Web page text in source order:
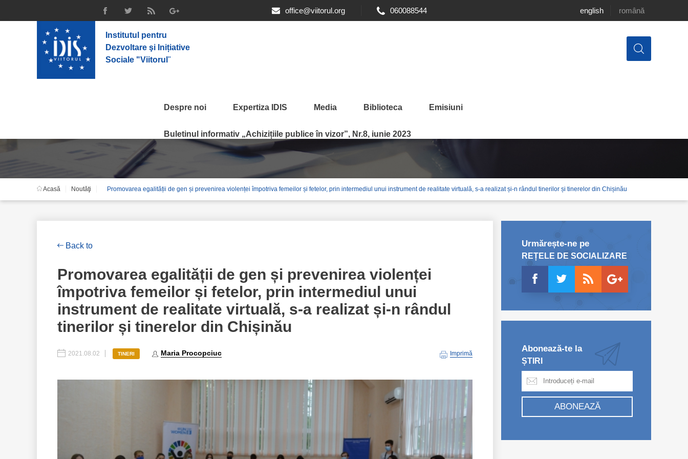
office@viitorul.org 060088544 english română
Institutul pentru
Dezvoltare şi Inițiative
Sociale "Viitorul "
Despre noi Expertiza IDIS Media Biblioteca Emisiuni
Buletinul informativ „Achizițiile publice în vizor”, Nr.8, iunie 2023
Acasă Noutăţi Promovarea egalității de gen și prevenirea violenței împotriva femeilor și fetelor, prin intermediul unui instrument de realitate virtuală, s-a realizat și-n rândul tinerilor și tinerelor din Chișinău
Back to
Promovarea egalității de gen și prevenirea violenței
împotriva femeilor și fetelor, prin intermediul unui
instrument de realitate virtuală, s-a realizat și-n rândul
tinerilor și tinerelor din Chișinău
2021.08.02 TINERI Maria Procopciuc Imprimă
Urmărește-ne pe
REȚELE DE SOCIALIZARE
Abonează-te la
ȘTIRI
ABONEAZĂ